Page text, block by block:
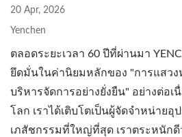
20 Apr, 2026
Yenchen
ตลอดระยะเวลา 60 ปีที่ผ่านมา
ยึดมั่นในค่านิยมหลักของ "การแสวง
บริหารจัดการอย่างยั่งยืน" อย่างต่อเ
โลก เราได้เติบโตเป็นผู้จัดจำหน่าย
เภสัชกรรมที่ใหญ่ที่สุด เราตระหนักดี